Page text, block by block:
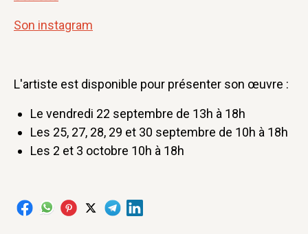
Son instagram
L'artiste est disponible pour présenter son œuvre :
Le vendredi 22 septembre de 13h à 18h
Les 25, 27, 28, 29 et 30 septembre de 10h à 18h
Les 2 et 3 octobre 10h à 18h